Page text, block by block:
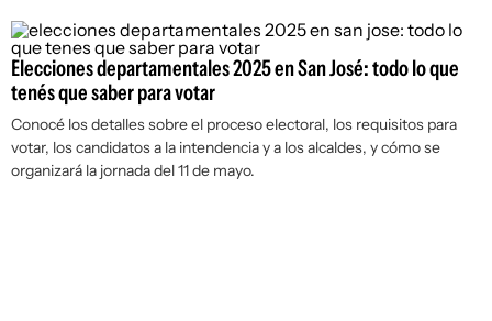
Elecciones departamentales 2025 en San José: todo lo que
tenés que saber para votar
Conocé los detalles sobre el proceso electoral, los requisitos para
votar, los candidatos a la intendencia y a los alcaldes, y cómo se
organizará la jornada del 11 de mayo.